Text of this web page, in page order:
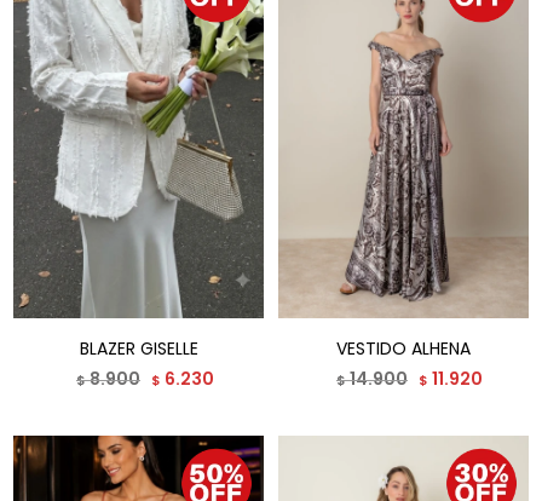
BLAZER GISELLE
$8.900 $ 6.230
VESTIDO ALHENA
$14.900 $ 11.920